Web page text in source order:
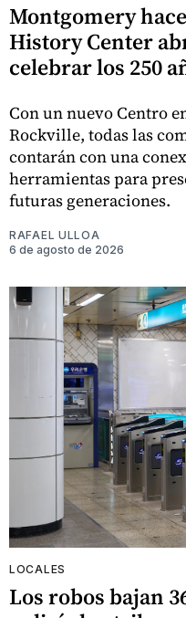
Montgomery
History Center
celebrar los 250
Con un nuevo Centro
Rockville, todas las
contarán con una
herramientas para
futuras generaciones.
RAFAEL ULLOA
6 de agosto de 2026
LOCALES
Los robos bajan